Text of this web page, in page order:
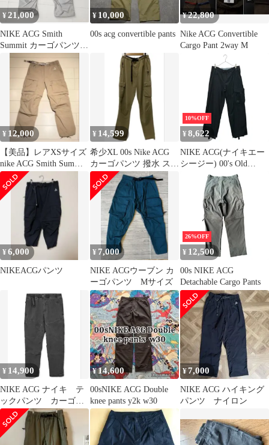
¥21,000
NIKE ACG Smith
Summit カーゴパンツ
2WAY テック XL
¥ 10,000
00s acg convertible pants
¥22,800
Nike ACG Convertible
Cargo Pant 2way M
¥ 12,000
【美品】レアXSサイズ
nike ACG Smith Summit
カーゴパンツ
¥ 14,599
希少XL 00s Nike ACG
カーゴパンツ 撥水 スト
レッチ ベージュ
10%OFF
¥ 8,622
NIKE ACG(ナイキエー
シージー) 00's Old
CLIMA-FIT MAX Cargo
Pants オールド クリマ
フィット マックス カー
ゴ パンツ H9SID M ブ
ラック テック
¥6,000
NIKEACGパンツ
¥ 7,000
NIKE ACGウーブン カ
ーゴパンツ Mサイズ
26%OFF
¥ 12,500
00s NIKE ACG
Detachable Cargo Pants
¥ 14,900
NIKE ACG ナイキ テ
ックパンツ カーゴパ
ンツ ナイロンパンツ
¥14,600
00sNIKE ACG Double
knee pants y2k w30
¥7,000
NIKE ACG ハイキング
パンツ ナイロン